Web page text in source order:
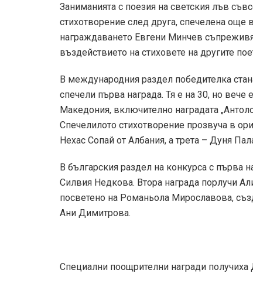
Заниманията с поезия на светския лъв
стихотворение след друга, спечелена
награждаването Евгени Минчев
въздействието на стиховете на другите
В международния раздел победителка
спечели първа награда. Тя е на 30, но вече
Македония, включително наградата
Спечелилото стихотворение прозвуча в
Нехас Сопай от Албания, а трета – Дуня
В българския раздел на конкурса с първа
Силвия Недкова. Втора награда порлучи
посветено на Романьола Мирославова,
Ани Димитрова.
Специални поощрителни награди